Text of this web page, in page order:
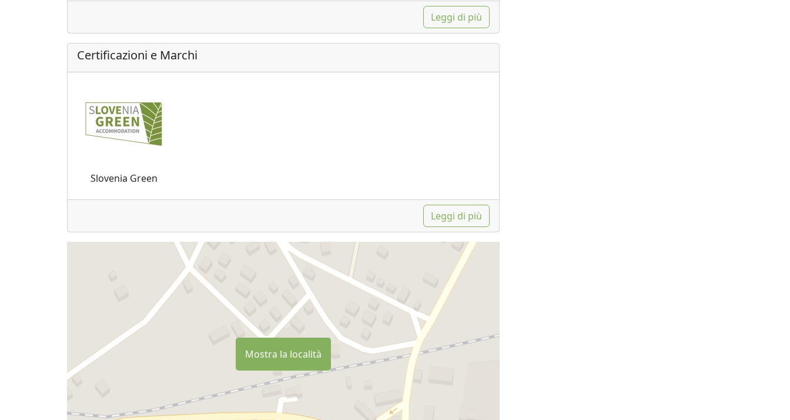
Leggi di più
Certificazioni e Marchi
Slovenia Green
Leggi di più
Mostra la località